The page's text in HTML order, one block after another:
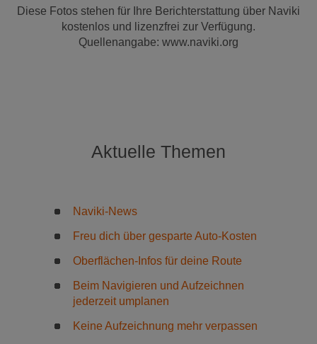
Diese Fotos stehen für Ihre Berichterstattung über Naviki
kostenlos und lizenzfrei zur Verfügung.
Quellenangabe: www.naviki.org
Aktuelle Themen
Naviki-News
Freu dich über gesparte Auto-Kosten
Oberflächen-Infos für deine Route
Beim Navigieren und Aufzeichnen
jederzeit umplanen
Keine Aufzeichnung mehr verpassen